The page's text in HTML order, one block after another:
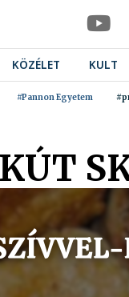
KÖZÉLET KULT
#Pannon Egyetem